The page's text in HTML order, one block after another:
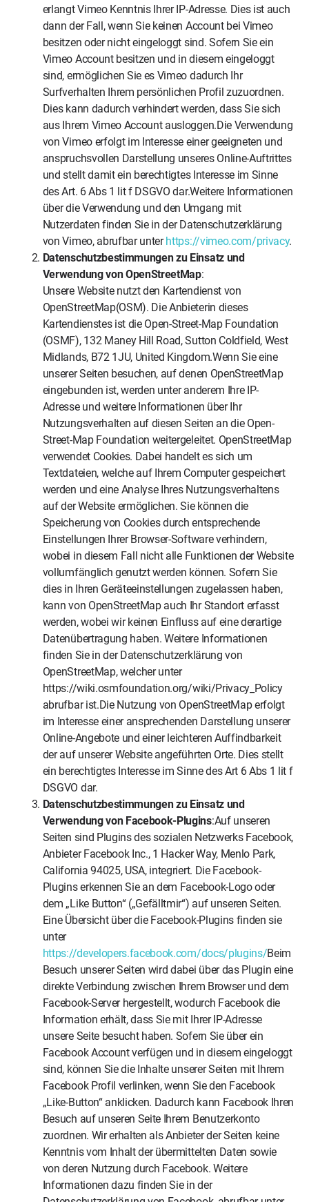
erlangt Vimeo Kenntnis Ihrer IP-Adresse. Dies ist auch
dann der Fall, wenn Sie keinen Account bei Vimeo
besitzen oder nicht eingeloggt sind. Sofern Sie ein
Vimeo Account besitzen und in diesem eingeloggt
sind, ermöglichen Sie es Vimeo dadurch Ihr
Surfverhalten Ihrem persönlichen Profil zuzuordnen.
Dies kann dadurch verhindert werden, dass Sie sich
aus Ihrem Vimeo Account ausloggen.Die Verwendung
von Vimeo erfolgt im Interesse einer geeigneten und
anspruchsvollen Darstellung unseres Online-Auftrittes
und stellt damit ein berechtigtes Interesse im Sinne
des Art. 6 Abs 1 lit f DSGVO dar.Weitere Informationen
über die Verwendung und den Umgang mit
Nutzerdaten finden Sie in der Datenschutzerklärung
von Vimeo, abrufbar unterhttps://vimeo.com/privacy.
Datenschutzbestimmungen zu Einsatz und
Verwendung von OpenStreetMap:
Unsere Website nutzt den Kartendienst von
OpenStreetMap(OSM). Die Anbieterin dieses
Kartendienstes ist die Open-Street-Map Foundation
(OSMF), 132 Maney Hill Road, Sutton Coldfield, West
Midlands, B72 1JU, United Kingdom.Wenn Sie eine
unserer Seiten besuchen, auf denen OpenStreetMap
eingebunden ist, werden unter anderem Ihre IP-
Adresse und weitere Informationen über Ihr
Nutzungsverhalten auf diesen Seiten an die Open-
Street-Map Foundation weitergeleitet. OpenStreetMap
verwendet Cookies. Dabei handelt es sich um
Textdateien, welche auf Ihrem Computer gespeichert
werden und eine Analyse Ihres Nutzungsverhaltens
auf der Website ermöglichen. Sie können die
Speicherung von Cookies durch entsprechende
Einstellungen Ihrer Browser-Software verhindern,
wobei in diesem Fall nicht alle Funktionen der Website
vollumfänglich genutzt werden können. Sofern Sie
dies in Ihren Geräteeinstellungen zugelassen haben,
kann von OpenStreetMap auch Ihr Standort erfasst
werden, wobei wir keinen Einfluss auf eine derartige
Datenübertragung haben. Weitere Informationen
finden Sie in der Datenschutzerklärung von
OpenStreetMap, welcher unter
https://wiki.osmfoundation.org/wiki/Privacy_Policy
abrufbar ist.Die Nutzung von OpenStreetMap erfolgt
im Interesse einer ansprechenden Darstellung unserer
Online-Angebote und einer leichteren Auffindbarkeit
der auf unserer Website angeführten Orte. Dies stellt
ein berechtigtes Interesse im Sinne des Art 6 Abs 1 lit f
DSGVO dar.
Datenschutzbestimmungen zu Einsatz und
Verwendung von Facebook-Plugins:Auf unseren
Seiten sind Plugins des sozialen Netzwerks Facebook,
Anbieter Facebook Inc., 1 Hacker Way, Menlo Park,
California 94025, USA, integriert. Die Facebook-
Plugins erkennen Sie an dem Facebook-Logo oder
dem „Like Button“ („Gefälltmir“) auf unseren Seiten.
Eine Übersicht über die Facebook-Plugins finden sie
unter
https://developers.facebook.com/docs/plugins/Beim
Besuch unserer Seiten wird dabei über das Plugin eine
direkte Verbindung zwischen Ihrem Browser und dem
Facebook-Server hergestellt, wodurch Facebook die
Information erhält, dass Sie mit Ihrer IP-Adresse
unsere Seite besucht haben. Sofern Sie über ein
Facebook Account verfügen und in diesem eingeloggt
sind, können Sie die Inhalte unserer Seiten mit Ihrem
Facebook Profil verlinken, wenn Sie den Facebook
„Like-Button“ anklicken. Dadurch kann Facebook Ihren
Besuch auf unseren Seite Ihrem Benutzerkonto
zuordnen. Wir erhalten als Anbieter der Seiten keine
Kenntnis vom Inhalt der übermittelten Daten sowie
von deren Nutzung durch Facebook. Weitere
Informationen dazu finden Sie in der